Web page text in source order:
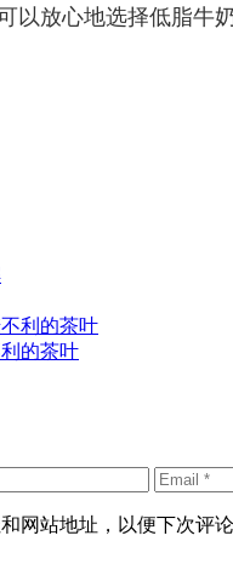
放心地选择低脂牛
的茶叶
网站地址，以便下次评论